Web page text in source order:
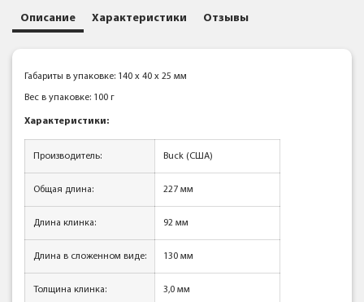
Описание Характеристики Отзывы
Габариты в упаковке: 140 x 40 x 25 мм
Вес в упаковке: 100 г
Характеристики:
Производитель: Buck (США)
Общая длина: 227 мм
Длина клинка: 92 мм
Длина в сложенном виде: 130 мм
Толщина клинка: 3,0 мм